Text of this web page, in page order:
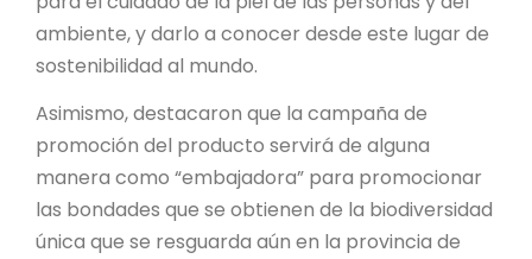
ambiente, y darlo a conocer desde este lugar de
sostenibilidad al mundo.
Asimismo, destacaron que la campaña de
promoción del producto servirá de alguna
manera como “embajadora” para promocionar
las bondades que se obtienen de la biodiversidad
única que se resguarda aún en la provincia de